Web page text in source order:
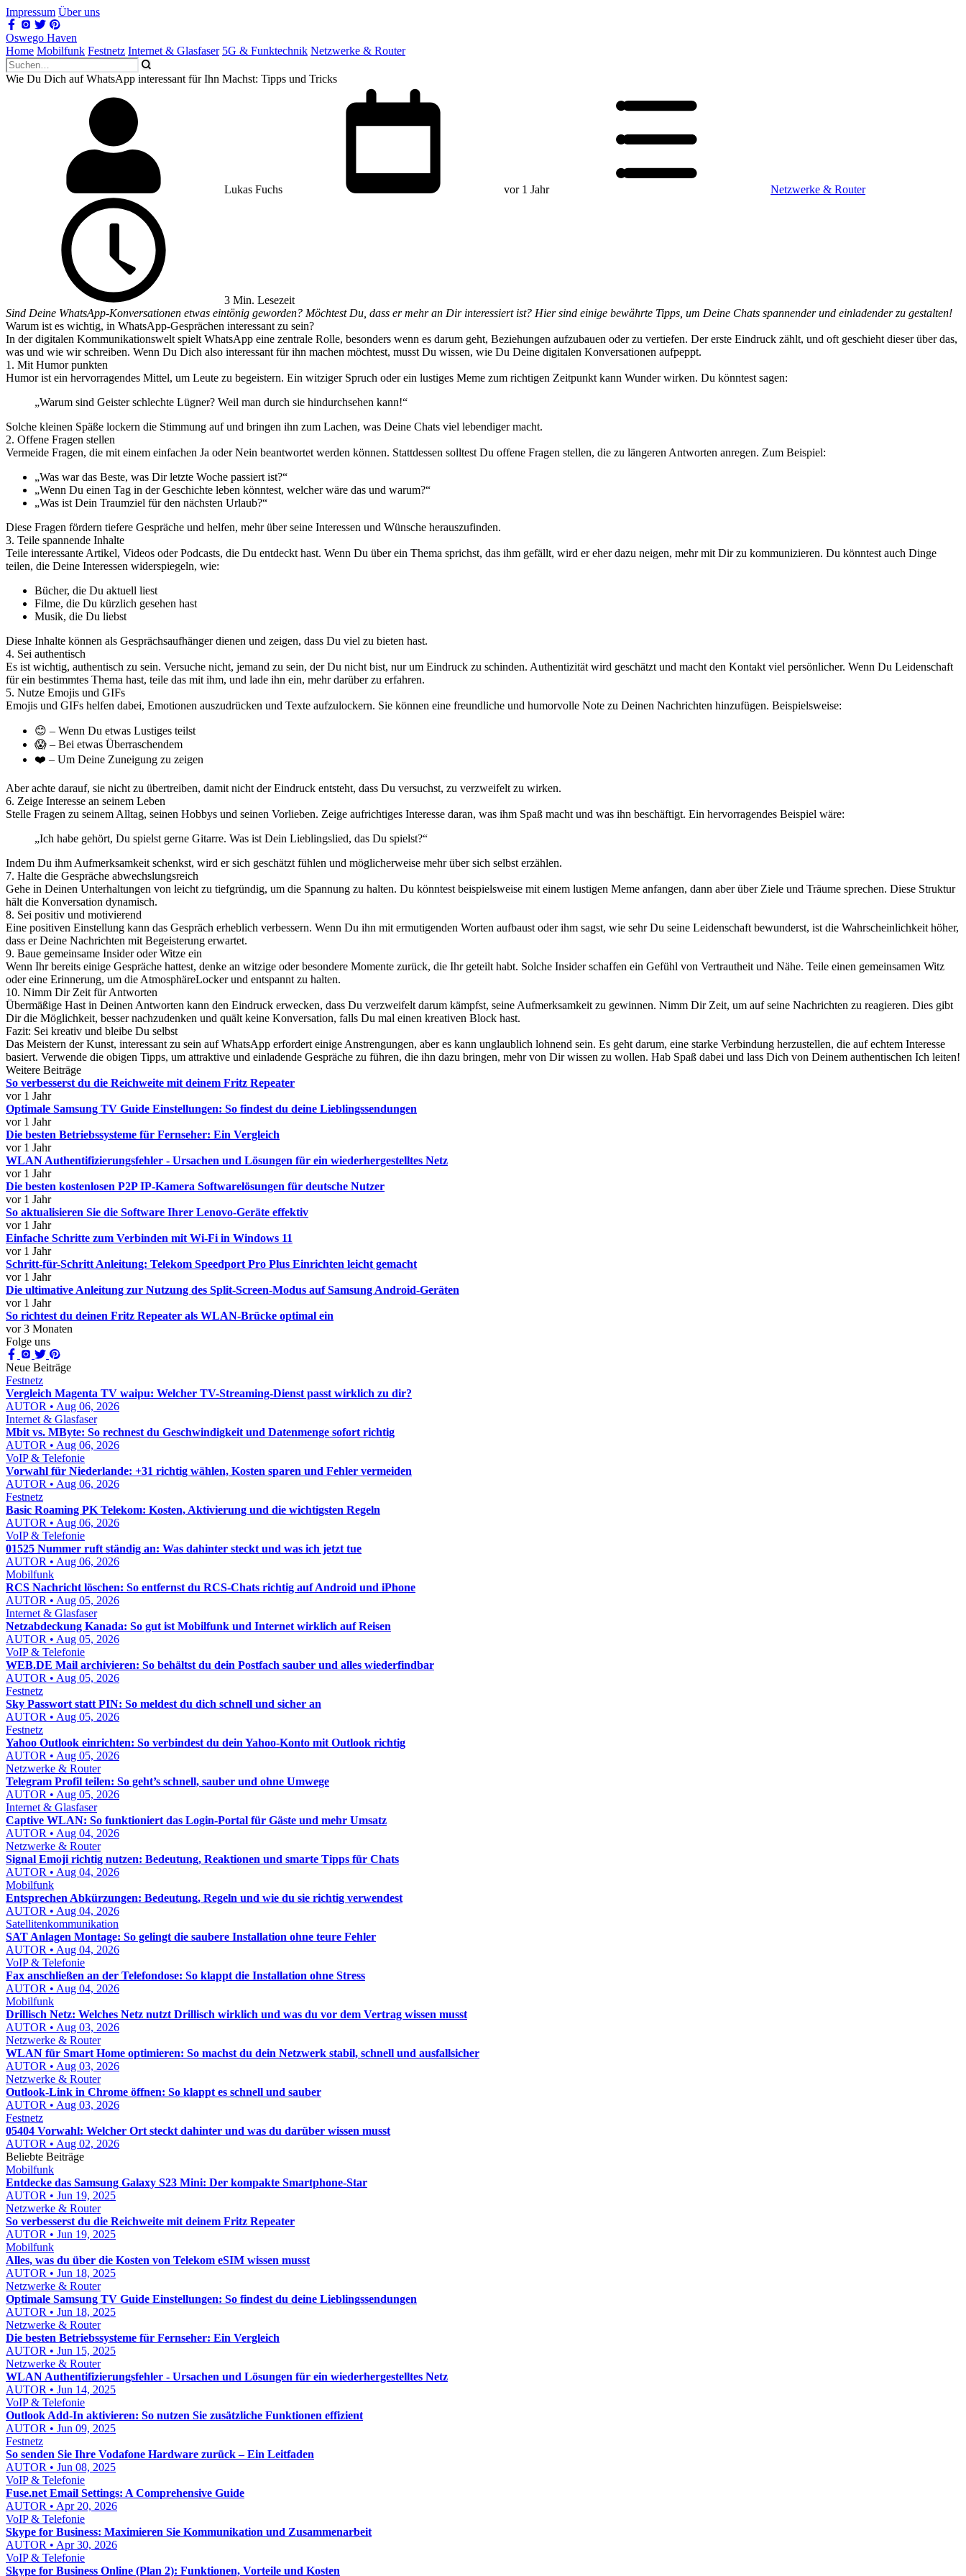
Impressum Über uns
Oswego Haven
Home Mobilfunk Festnetz Internet & Glasfaser 5G & Funktechnik Netzwerke & Router
Wie Du Dich auf WhatsApp interessant für Ihn Machst: Tipps und Tricks
Lukas Fuchs vor 1 Jahr Netzwerke & Router
3 Min. Lesezeit
Sind Deine WhatsApp-Konversationen etwas eintönig geworden? Möchtest Du, dass er mehr an Dir interessiert ist? Hier sind einige bewährte Tipps, um Deine Chats spannender und einladender zu gestalten!
Warum ist es wichtig, in WhatsApp-Gesprächen interessant zu sein?
In der digitalen Kommunikationswelt spielt WhatsApp eine zentrale Rolle, besonders wenn es darum geht, Beziehungen aufzubauen oder zu vertiefen. Der erste Eindruck zählt, und oft geschieht dieser über das,
was und wie wir schreiben. Wenn Du Dich also interessant für ihn machen möchtest, musst Du wissen, wie Du Deine digitalen Konversationen aufpeppt.
1. Mit Humor punkten
Humor ist ein hervorragendes Mittel, um Leute zu begeistern. Ein witziger Spruch oder ein lustiges Meme zum richtigen Zeitpunkt kann Wunder wirken. Du könntest sagen:
„Warum sind Geister schlechte Lügner? Weil man durch sie hindurchsehen kann!“
Solche kleinen Späße lockern die Stimmung auf und bringen ihn zum Lachen, was Deine Chats viel lebendiger macht.
2. Offene Fragen stellen
Vermeide Fragen, die mit einem einfachen Ja oder Nein beantwortet werden können. Stattdessen solltest Du offene Fragen stellen, die zu längeren Antworten anregen. Zum Beispiel:
„Was war das Beste, was Dir letzte Woche passiert ist?“
„Wenn Du einen Tag in der Geschichte leben könntest, welcher wäre das und warum?“
„Was ist Dein Traumziel für den nächsten Urlaub?“
Diese Fragen fördern tiefere Gespräche und helfen, mehr über seine Interessen und Wünsche herauszufinden.
3. Teile spannende Inhalte
Teile interessante Artikel, Videos oder Podcasts, die Du entdeckt hast. Wenn Du über ein Thema sprichst, das ihm gefällt, wird er eher dazu neigen, mehr mit Dir zu kommunizieren. Du könntest auch Dinge
teilen, die Deine Interessen widerspiegeln, wie:
Bücher, die Du aktuell liest
Filme, die Du kürzlich gesehen hast
Musik, die Du liebst
Diese Inhalte können als Gesprächsaufhänger dienen und zeigen, dass Du viel zu bieten hast.
4. Sei authentisch
Es ist wichtig, authentisch zu sein. Versuche nicht, jemand zu sein, der Du nicht bist, nur um Eindruck zu schinden. Authentizität wird geschätzt und macht den Kontakt viel persönlicher. Wenn Du Leidenschaft
für ein bestimmtes Thema hast, teile das mit ihm, und lade ihn ein, mehr darüber zu erfahren.
5. Nutze Emojis und GIFs
Emojis und GIFs helfen dabei, Emotionen auszudrücken und Texte aufzulockern. Sie können eine freundliche und humorvolle Note zu Deinen Nachrichten hinzufügen. Beispielsweise:
😊 – Wenn Du etwas Lustiges teilst
😱 – Bei etwas Überraschendem
❤️ – Um Deine Zuneigung zu zeigen
Aber achte darauf, sie nicht zu übertreiben, damit nicht der Eindruck entsteht, dass Du versuchst, zu verzweifelt zu wirken.
6. Zeige Interesse an seinem Leben
Stelle Fragen zu seinem Alltag, seinen Hobbys und seinen Vorlieben. Zeige aufrichtiges Interesse daran, was ihm Spaß macht und was ihn beschäftigt. Ein hervorragendes Beispiel wäre:
„Ich habe gehört, Du spielst gerne Gitarre. Was ist Dein Lieblingslied, das Du spielst?“
Indem Du ihm Aufmerksamkeit schenkst, wird er sich geschätzt fühlen und möglicherweise mehr über sich selbst erzählen.
7. Halte die Gespräche abwechslungsreich
Gehe in Deinen Unterhaltungen von leicht zu tiefgründig, um die Spannung zu halten. Du könntest beispielsweise mit einem lustigen Meme anfangen, dann aber über Ziele und Träume sprechen. Diese Struktur
hält die Konversation dynamisch.
8. Sei positiv und motivierend
Eine positiven Einstellung kann das Gespräch erheblich verbessern. Wenn Du ihn mit ermutigenden Worten aufbaust oder ihm sagst, wie sehr Du seine Leidenschaft bewunderst, ist die Wahrscheinlichkeit höher,
dass er Deine Nachrichten mit Begeisterung erwartet.
9. Baue gemeinsame Insider oder Witze ein
Wenn Ihr bereits einige Gespräche hattest, denke an witzige oder besondere Momente zurück, die Ihr geteilt habt. Solche Insider schaffen ein Gefühl von Vertrautheit und Nähe. Teile einen gemeinsamen Witz
oder eine Erinnerung, um die AtmosphäreLocker und entspannt zu halten.
10. Nimm Dir Zeit für Antworten
Übermäßige Hast in Deinen Antworten kann den Eindruck erwecken, dass Du verzweifelt darum kämpfst, seine Aufmerksamkeit zu gewinnen. Nimm Dir Zeit, um auf seine Nachrichten zu reagieren. Dies gibt
Dir die Möglichkeit, besser nachzudenken und quält keine Konversation, falls Du mal einen kreativen Block hast.
Fazit: Sei kreativ und bleibe Du selbst
Das Meistern der Kunst, interessant zu sein auf WhatsApp erfordert einige Anstrengungen, aber es kann unglaublich lohnend sein. Es geht darum, eine starke Verbindung herzustellen, die auf echtem Interesse
basiert. Verwende die obigen Tipps, um attraktive und einladende Gespräche zu führen, die ihn dazu bringen, mehr von Dir wissen zu wollen. Hab Spaß dabei und lass Dich von Deinem authentischen Ich leiten!
Weitere Beiträge
So verbesserst du die Reichweite mit deinem Fritz Repeater
vor 1 Jahr
Optimale Samsung TV Guide Einstellungen: So findest du deine Lieblingssendungen
vor 1 Jahr
Die besten Betriebssysteme für Fernseher: Ein Vergleich
vor 1 Jahr
WLAN Authentifizierungsfehler - Ursachen und Lösungen für ein wiederhergestelltes Netz
vor 1 Jahr
Die besten kostenlosen P2P IP-Kamera Softwarelösungen für deutsche Nutzer
vor 1 Jahr
So aktualisieren Sie die Software Ihrer Lenovo-Geräte effektiv
vor 1 Jahr
Einfache Schritte zum Verbinden mit Wi-Fi in Windows 11
vor 1 Jahr
Schritt-für-Schritt Anleitung: Telekom Speedport Pro Plus Einrichten leicht gemacht
vor 1 Jahr
Die ultimative Anleitung zur Nutzung des Split-Screen-Modus auf Samsung Android-Geräten
vor 1 Jahr
So richtest du deinen Fritz Repeater als WLAN-Brücke optimal ein
vor 3 Monaten
Folge uns
Neue Beiträge
Festnetz
Vergleich Magenta TV waipu: Welcher TV-Streaming-Dienst passt wirklich zu dir?
AUTOR • Aug 06, 2026
Internet & Glasfaser
Mbit vs. MByte: So rechnest du Geschwindigkeit und Datenmenge sofort richtig
AUTOR • Aug 06, 2026
VoIP & Telefonie
Vorwahl für Niederlande: +31 richtig wählen, Kosten sparen und Fehler vermeiden
AUTOR • Aug 06, 2026
Festnetz
Basic Roaming PK Telekom: Kosten, Aktivierung und die wichtigsten Regeln
AUTOR • Aug 06, 2026
VoIP & Telefonie
01525 Nummer ruft ständig an: Was dahinter steckt und was ich jetzt tue
AUTOR • Aug 06, 2026
Mobilfunk
RCS Nachricht löschen: So entfernst du RCS-Chats richtig auf Android und iPhone
AUTOR • Aug 05, 2026
Internet & Glasfaser
Netzabdeckung Kanada: So gut ist Mobilfunk und Internet wirklich auf Reisen
AUTOR • Aug 05, 2026
VoIP & Telefonie
WEB.DE Mail archivieren: So behältst du dein Postfach sauber und alles wiederfindbar
AUTOR • Aug 05, 2026
Festnetz
Sky Passwort statt PIN: So meldest du dich schnell und sicher an
AUTOR • Aug 05, 2026
Festnetz
Yahoo Outlook einrichten: So verbindest du dein Yahoo-Konto mit Outlook richtig
AUTOR • Aug 05, 2026
Netzwerke & Router
Telegram Profil teilen: So geht’s schnell, sauber und ohne Umwege
AUTOR • Aug 05, 2026
Internet & Glasfaser
Captive WLAN: So funktioniert das Login-Portal für Gäste und mehr Umsatz
AUTOR • Aug 04, 2026
Netzwerke & Router
Signal Emoji richtig nutzen: Bedeutung, Reaktionen und smarte Tipps für Chats
AUTOR • Aug 04, 2026
Mobilfunk
Entsprechen Abkürzungen: Bedeutung, Regeln und wie du sie richtig verwendest
AUTOR • Aug 04, 2026
Satellitenkommunikation
SAT Anlagen Montage: So gelingt die saubere Installation ohne teure Fehler
AUTOR • Aug 04, 2026
VoIP & Telefonie
Fax anschließen an der Telefondose: So klappt die Installation ohne Stress
AUTOR • Aug 04, 2026
Mobilfunk
Drillisch Netz: Welches Netz nutzt Drillisch wirklich und was du vor dem Vertrag wissen musst
AUTOR • Aug 03, 2026
Netzwerke & Router
WLAN für Smart Home optimieren: So machst du dein Netzwerk stabil, schnell und ausfallsicher
AUTOR • Aug 03, 2026
Netzwerke & Router
Outlook-Link in Chrome öffnen: So klappt es schnell und sauber
AUTOR • Aug 03, 2026
Festnetz
05404 Vorwahl: Welcher Ort steckt dahinter und was du darüber wissen musst
AUTOR • Aug 02, 2026
Beliebte Beiträge
Mobilfunk
Entdecke das Samsung Galaxy S23 Mini: Der kompakte Smartphone-Star
AUTOR • Jun 19, 2025
Netzwerke & Router
So verbesserst du die Reichweite mit deinem Fritz Repeater
AUTOR • Jun 19, 2025
Mobilfunk
Alles, was du über die Kosten von Telekom eSIM wissen musst
AUTOR • Jun 18, 2025
Netzwerke & Router
Optimale Samsung TV Guide Einstellungen: So findest du deine Lieblingssendungen
AUTOR • Jun 18, 2025
Netzwerke & Router
Die besten Betriebssysteme für Fernseher: Ein Vergleich
AUTOR • Jun 15, 2025
Netzwerke & Router
WLAN Authentifizierungsfehler - Ursachen und Lösungen für ein wiederhergestelltes Netz
AUTOR • Jun 14, 2025
VoIP & Telefonie
Outlook Add-In aktivieren: So nutzen Sie zusätzliche Funktionen effizient
AUTOR • Jun 09, 2025
Festnetz
So senden Sie Ihre Vodafone Hardware zurück – Ein Leitfaden
AUTOR • Jun 08, 2025
VoIP & Telefonie
Fuse.net Email Settings: A Comprehensive Guide
AUTOR • Apr 20, 2026
VoIP & Telefonie
Skype for Business: Maximieren Sie Kommunikation und Zusammenarbeit
AUTOR • Apr 30, 2026
VoIP & Telefonie
Skype for Business Online (Plan 2): Funktionen, Vorteile und Kosten